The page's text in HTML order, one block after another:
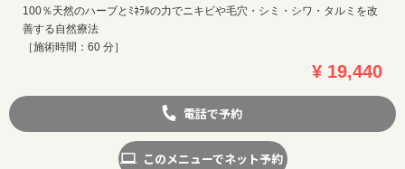
100％天然のハーブとﾐﾈﾗﾙの力でニキビや毛穴・シミ・シワ・タルミを改
善する自然療法
［施術時間：60 分］
¥ 19,440
電話で予約
このメニューでネット予約